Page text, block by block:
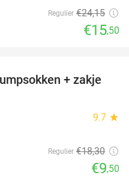
Regulier €24,15
€15,50
48%
+ zakje
9.7 star
Regulier €18,30
€9,50